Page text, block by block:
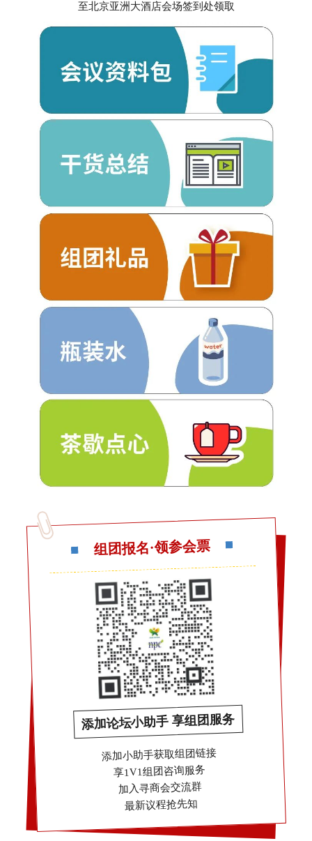
至北京亚洲大酒店会场签到处领取
组团报名·领参会票
添加论坛小助手 享组团服务
添加小助手获取组团链接
享1V1组团咨询服务
加入寻商会交流群
最新议程抢先知